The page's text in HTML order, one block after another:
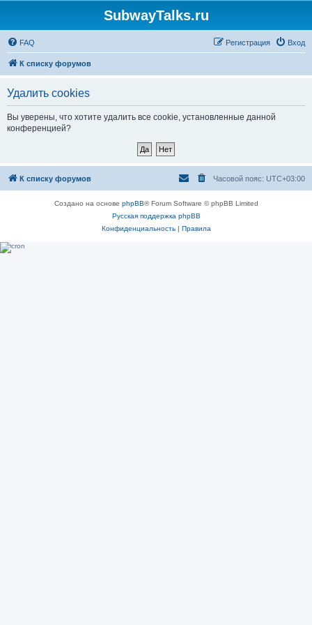
SubwayTalks.ru
FAQ Вход
Регистрация
К списку форумов
Удалить cookies
Вы уверены, что хотите удалить все cookie, установленные данной
конференцией?
К списку форумов Часовой пояс: UTC+03:00
Создано на основе phpBB® Forum Software © phpBB Limited
Русская поддержка phpBB
Конфиденциальность| Правила